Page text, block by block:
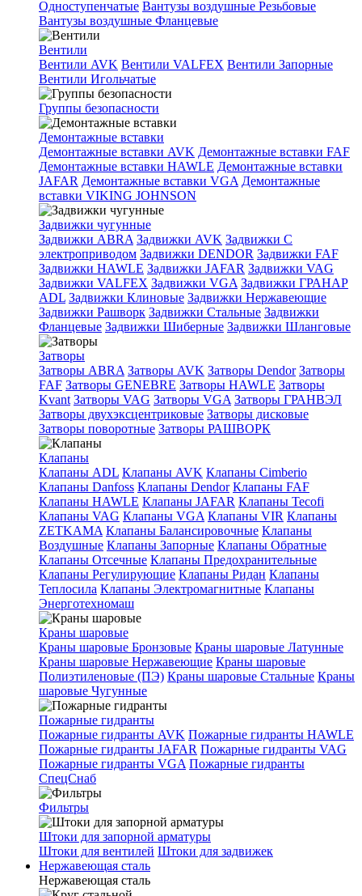
Одноступенчатые Вантузы воздушные Резьбовые
Вантузы воздушные Фланцевые
Вентили
Вентили AVK Вентили VALFEX Вентили Запорные
Вентили Игольчатые
Группы безопасности
Демонтажные вставки
Демонтажные вставки AVK Демонтажные вставки FAF
Демонтажные вставки HAWLE Демонтажные вставки
JAFAR Демонтажные вставки VGA Демонтажные
вставки VIKING JOHNSON
Задвижки чугунные
Задвижки ABRA Задвижки AVK Задвижки C
электроприводом Задвижки DENDOR Задвижки FAF
Задвижки HAWLE Задвижки JAFAR Задвижки VAG
Задвижки VALFEX Задвижки VGA Задвижки ГРАНАР
ADL Задвижки Клиновые Задвижки Нержавеющие
Задвижки Рашворк Задвижки Стальные Задвижки
Фланцевые Задвижки Шиберные Задвижки Шланговые
Затворы
Затворы ABRA Затворы AVK Затворы Dendor Затворы
FAF Затворы GENEBRE Затворы HAWLE Затворы
Kvant Затворы VAG Затворы VGA Затворы ГРАНВЭЛ
Затворы двухэксцентриковые Затворы дисковые
Затворы поворотные Затворы РАШВОРК
Клапаны
Клапаны ADL Клапаны AVK Клапаны Cimberio
Клапаны Danfoss Клапаны Dendor Клапаны FAF
Клапаны HAWLE Клапаны JAFAR Клапаны Tecofi
Клапаны VAG Клапаны VGA Клапаны VIR Клапаны
ZETKAMA Клапаны Балансировочные Клапаны
Воздушные Клапаны Запорные Клапаны Обратные
Клапаны Отсечные Клапаны Предохранительные
Клапаны Регулирующие Клапаны Ридан Клапаны
Теплосила Клапаны Электромагнитные Клапаны
Энерготехномаш
Краны шаровые
Краны шаровые Бронзовые Краны шаровые Латунные
Краны шаровые Нержавеющие Краны шаровые
Полиэтиленовые (ПЭ) Краны шаровые Стальные Краны
шаровые Чугунные
Пожарные гидранты
Пожарные гидранты AVK Пожарные гидранты HAWLE
Пожарные гидранты JAFAR Пожарные гидранты VAG
Пожарные гидранты VGA Пожарные гидранты
СпецСнаб
Фильтры
Штоки для запорной арматуры
Штоки для вентилей Штоки для задвижек
Нержавеющая сталь
Нержавеющая сталь